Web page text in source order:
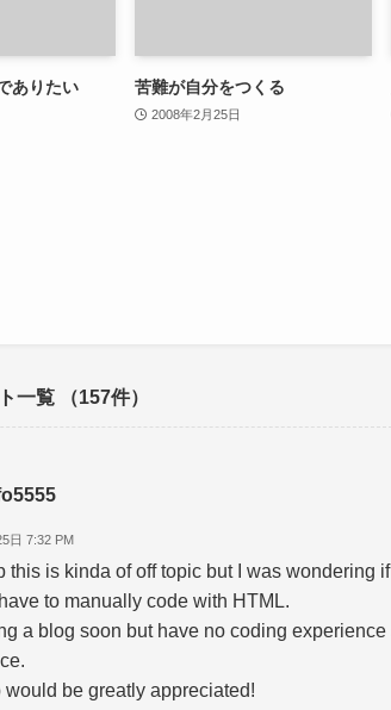
ありたい 苦難が自分をつくる
2008年2月25日
一覧 （157件）
日 7:32 PM
this is kinda of off topic but I was wondering
to manually code with HTML.
a blog soon but have no coding
would be greatly appreciated!